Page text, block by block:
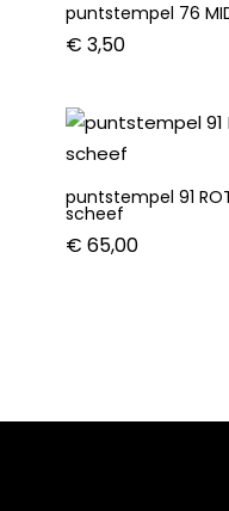
puntstempel 76
€ 3,50
puntstempel 91
scheef
€ 65,00